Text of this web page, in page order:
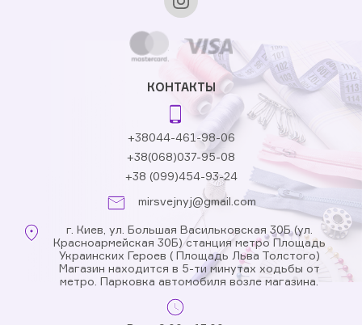
КОНТАКТЫ
+38044-461-98-06
+38(068)037-95-08
+38 (099)454-93-24
mirsvejnyj@gmail.com
г. Киев, ул. Большая Васильковская 30Б (ул.
Красноармейская 30Б) станция метро Площадь
Украинских Героев ( Площадь Льва Толстого)
Магазин находится в 5-ти минутах ходьбы от
метро. Парковка автомобиля возле магазина.